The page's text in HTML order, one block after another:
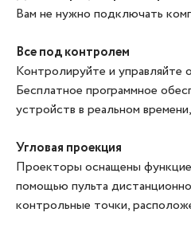
Вам не нужно подключать
Все под контролем
Контролируйте и управляйте
Бесплатное программное
устройств в реальном
Угловая проекция
Проекторы оснащены
помощью пульта
контрольные точки,